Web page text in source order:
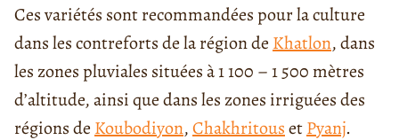
Ces variétés sont recommandées pour la culture
dans les contreforts de la région de Khatlon, dans
les zones pluviales situées à 1 100 – 1 500 mètres
d’altitude, ainsi que dans les zones irriguées des
régions de Koubodiyon,ChakhritousetPyanj.